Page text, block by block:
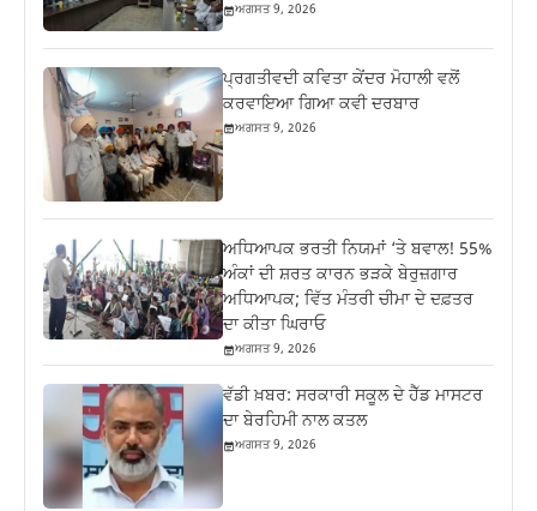
ਅਗਸਤ 9, 2026
ਪ੍ਰਗਤੀਵਦੀ ਕਵਿਤਾ ਕੇਂਦਰ ਮੋਹਾਲੀ ਵਲੋਂ
ਕਰਵਾਇਆ ਗਿਆ ਕਵੀ ਦਰਬਾਰ
ਅਗਸਤ 9, 2026
ਅਧਿਆਪਕ ਭਰਤੀ ਨਿਯਮਾਂ ‘ਤੇ ਬਵਾਲ! 55%
ਅੰਕਾਂ ਦੀ ਸ਼ਰਤ ਕਾਰਨ ਭੜਕੇ ਬੇਰੁਜ਼ਗਾਰ
ਅਧਿਆਪਕ; ਵਿੱਤ ਮੰਤਰੀ ਚੀਮਾ ਦੇ ਦਫ਼ਤਰ
ਦਾ ਕੀਤਾ ਘਿਰਾਓ
ਅਗਸਤ 9, 2026
ਵੱਡੀ ਖ਼ਬਰ: ਸਰਕਾਰੀ ਸਕੂਲ ਦੇ ਹੈੱਡ ਮਾਸਟਰ
ਦਾ ਬੇਰਹਿਮੀ ਨਾਲ ਕਤਲ
ਅਗਸਤ 9, 2026